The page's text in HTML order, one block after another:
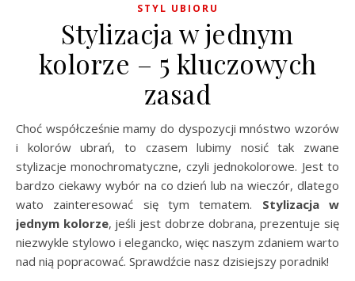
STYL UBIORU
Stylizacja w jednym
kolorze – 5 kluczowych
zasad
Choć współcześnie mamy do dyspozycji mnóstwo wzorów
i kolorów ubrań, to czasem lubimy nosić tak zwane
stylizacje monochromatyczne, czyli jednokolorowe. Jest to
bardzo ciekawy wybór na co dzień lub na wieczór, dlatego
wato zainteresować się tym tematem. Stylizacja w
jednym kolorze, jeśli jest dobrze dobrana, prezentuje się
niezwykle stylowo i elegancko, więc naszym zdaniem warto
nad nią popracować. Sprawdźcie nasz dzisiejszy poradnik!